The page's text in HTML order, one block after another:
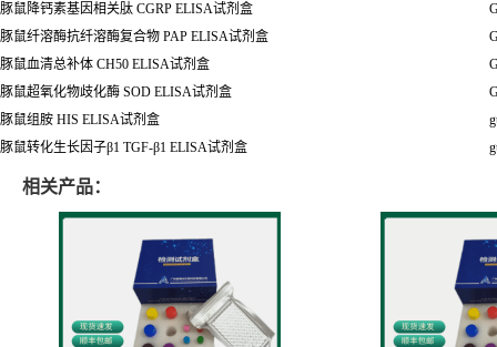
豚鼠降钙素基因相关肽 CGRP ELISA试剂盒
豚鼠纤溶酶抗纤溶酶复合物 PAP ELISA试剂盒
豚鼠血清总补体 CH50 ELISA试剂盒
豚鼠超氧化物歧化酶 SOD ELISA试剂盒
豚鼠组胺 HIS ELISA试剂盒
豚鼠转化生长因子β1 TGF-β1 ELISA试剂盒
相关产品：